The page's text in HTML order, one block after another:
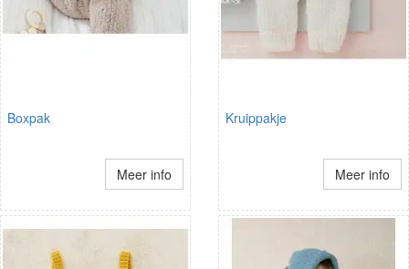
Boxpak
Meer info
Kruippakje
Meer info